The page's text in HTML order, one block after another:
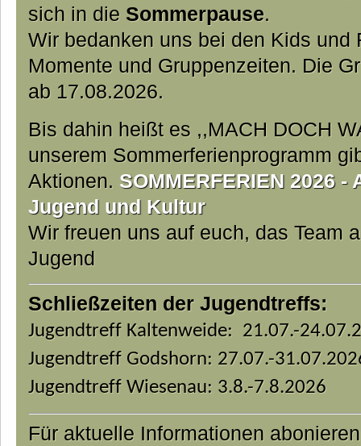
sich in die Sommerpause.
Wir bedanken uns bei den Kids und
Momente und Gruppenzeiten. Die
ab 17.08.2026.
Bis dahin heißt es ,,MACH DOCH
unserem Sommerferienprogramm
Aktionen. SOMMERFERIEN 2026
Jugend und Kultur
Wir freuen uns auf euch, das Team
Jugend
Schließzeiten der Jugendtreffs:
Jugendtreff Kaltenweide: 21.07.-
Jugendtreff Godshorn: 27.07.-
Jugendtreff Wiesenau: 3.8.-7.8.2026
Für aktuelle Informationen